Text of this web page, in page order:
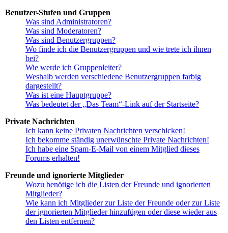
Benutzer-Stufen und Gruppen
Was sind Administratoren?
Was sind Moderatoren?
Was sind Benutzergruppen?
Wo finde ich die Benutzergruppen und wie trete ich ihnen
bei?
Wie werde ich Gruppenleiter?
Weshalb werden verschiedene Benutzergruppen farbig
dargestellt?
Was ist eine Hauptgruppe?
Was bedeutet der „Das Team“-Link auf der Startseite?
Private Nachrichten
Ich kann keine Privaten Nachrichten verschicken!
Ich bekomme ständig unerwünschte Private Nachrichten!
Ich habe eine Spam-E-Mail von einem Mitglied dieses
Forums erhalten!
Freunde und ignorierte Mitglieder
Wozu benötige ich die Listen der Freunde und ignorierten
Mitglieder?
Wie kann ich Mitglieder zur Liste der Freunde oder zur Liste
der ignorierten Mitglieder hinzufügen oder diese wieder aus
den Listen entfernen?